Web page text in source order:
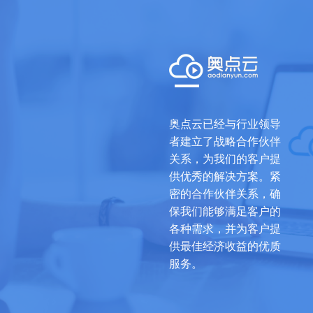
奥点云已经与行业领导
者建立了战略合作伙伴
关系，为我们的客户提
供优秀的解决方案。紧
密的合作伙伴关系，确
保我们能够满足客户的
各种需求，并为客户提
供最佳经济收益的优质
服务。